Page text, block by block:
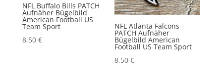
NFL Buffalo Bills PATCH
Aufnäher Bügelbild
American Football US
Team Sport
8,50 €
NFL Atlanta Falcons
PATCH Aufnäher
Bügelbild American
Football US Team Sport
8,50€